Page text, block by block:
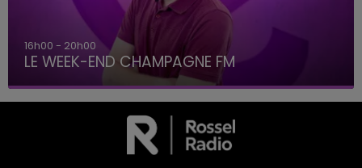
16h00 - 20h00
LE WEEK-END CHAMPAGNE FM